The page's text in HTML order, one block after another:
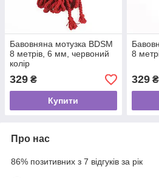
Бавовняна мотузка BDSM
8 метрів, 6 мм, червоний
колір
329 ₴
Купити
8
329₴
Про нас
86% позитивних з 7 відгуків за рік